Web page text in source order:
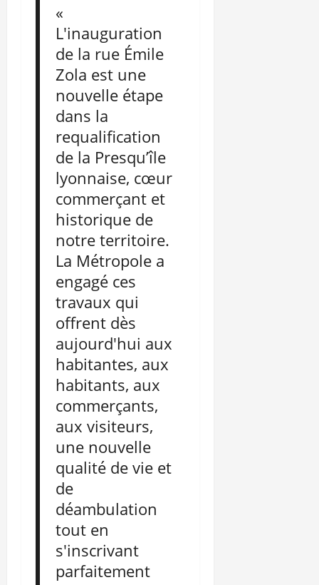
«
L'inauguration
de la rue Émile
Zola est une
nouvelle étape
dans la
requalification
de la Presqu’île
lyonnaise, cœur
commerçant et
historique de
notre territoire.
La Métropole a
engagé ces
travaux qui
offrent dès
aujourd'hui aux
habitantes, aux
habitants, aux
commerçants,
aux visiteurs,
une nouvelle
qualité de vie et
de
déambulation
tout en
s'inscrivant
parfaitement